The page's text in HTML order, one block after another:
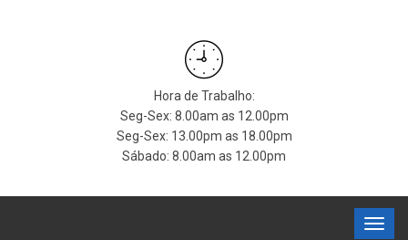
Hora de Trabalho:
Seg-Sex: 8.00am as 12.00pm
Seg-Sex: 13.00pm as 18.00pm
Sábado: 8.00am as 12.00pm